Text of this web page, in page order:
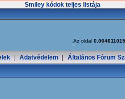
Smiley kódok teljes listája
Az oldal
Adatvédelem Általános Fórum